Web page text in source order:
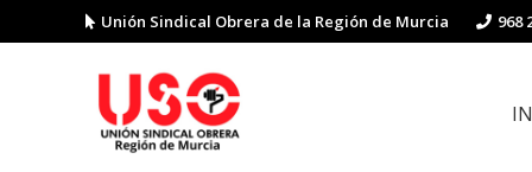
Unión Sindical Obrera de la Región de Murcia 968